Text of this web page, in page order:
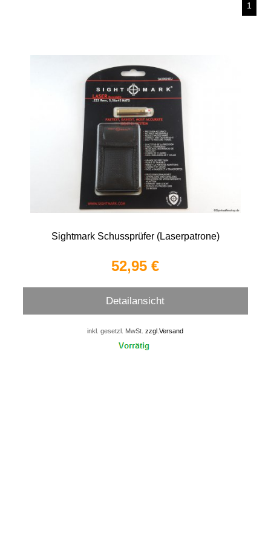
1
Sightmark Schussprüfer (Laserpatrone)
52,95 €
Detailansicht
inkl. gesetzl. MwSt.zzgl.Versand